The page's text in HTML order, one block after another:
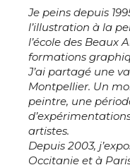
Prénom
Statut / Organisation
J'accepte les
* Champ obligatoire
Adresse email*
Nom
Prénom
Je peins depuis
l’illustration à la
l’école des Beaux
formations
J’ai partagé une
Montpellier. Un
peintre, une
artistes.
Depuis 2003,
Occitanie et à